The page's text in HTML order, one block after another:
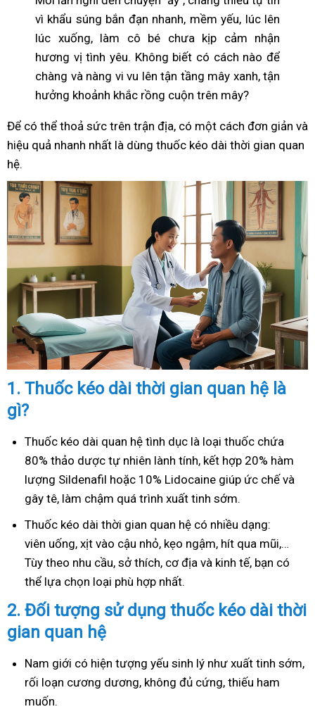
vì khẩu súng bắn đạn nhanh, mềm yếu, lúc lên
lúc xuống, làm cô bé chưa kịp cảm nhận
hương vị tình yêu. Không biết có cách nào để
chàng và nàng vi vu lên tận tầng mây xanh, tận
hưởng khoảnh khắc rồng cuộn trên mây?
Để có thể thoả sức trên trận địa, có một cách đơn giản và
hiệu quả nhanh nhất là dùng thuốc kéo dài thời gian quan
hệ.
1. Thuốc kéo dài thời gian quan hệ là
gì?
Thuốc kéo dài quan hệ tình dục là loại thuốc chứa
80% thảo dược tự nhiên lành tính, kết hợp 20% hàm
lượng Sildenafil hoặc 10% Lidocaine giúp ức chế và
gây tê, làm chậm quá trình xuất tinh sớm.
Thuốc kéo dài thời gian quan hệ có nhiều dạng:
viên uống, xịt vào cậu nhỏ, kẹo ngậm, hít qua mũi,…
Tùy theo nhu cầu, sở thích, cơ địa và kinh tế, bạn có
thể lựa chọn loại phù hợp nhất.
2. Đối tượng sử dụng thuốc kéo dài thời
gian quan hệ
Nam giới có hiện tượng yếu sinh lý như xuất tinh sớm,
rối loạn cương dương, không đủ cứng, thiếu ham
muốn.